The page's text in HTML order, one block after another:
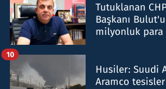
Tutuklanan
Başkanı
milyonluk para
Husiler: Suudi
Aramco
10